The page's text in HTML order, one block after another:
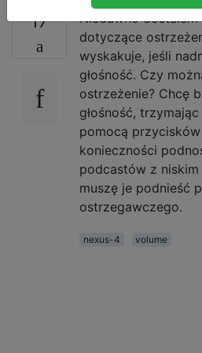
17
Niedawno
dotyczące
wyskakuje, jeśli
głośność. Czy
ostrzeżenie? Chcę
głośność,
pomocą przycisków
konieczności
podcastów z niskim
muszę je podnieść
ostrzegawczego.
nexus-4
volume